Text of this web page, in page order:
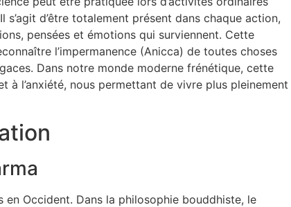
d’être totalement présent dans chaque action,
pensées et émotions qui surviennent. Cette
l’impermanence (Anicca) de toutes choses
Dans notre monde moderne frénétique, cette
l’anxiété, nous permettant de vivre plus pleinement
Occident. Dans la philosophie bouddhiste, le